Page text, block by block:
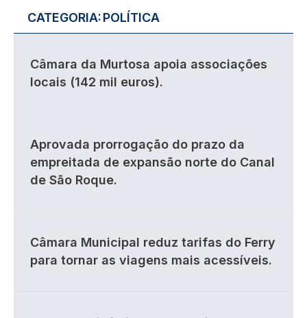
CATEGORIA:POLÍTICA
Câmara da Murtosa apoia associações
locais (142 mil euros).
Aprovada prorrogação do prazo da
empreitada de expansão norte do Canal
de São Roque.
Câmara Municipal reduz tarifas do Ferry
para tornar as viagens mais acessíveis.